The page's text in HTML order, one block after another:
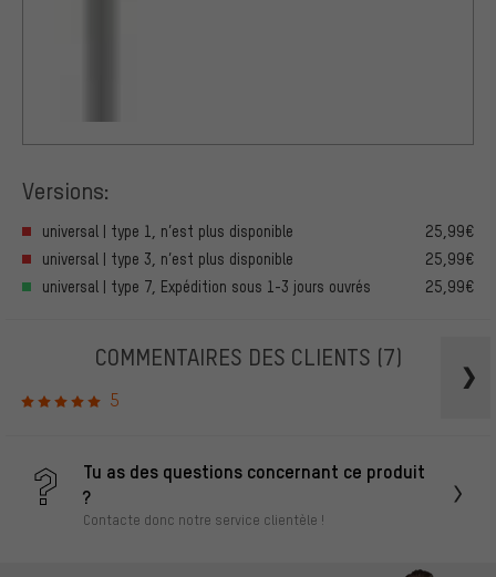
Versions:
universal | type 1, n’est plus disponible
25,99€
universal | type 3, n’est plus disponible
25,99€
universal | type 7, Expédition sous 1-3 jours ouvrés
25,99€
COMMENTAIRES DES CLIENTS (7)
5
Tu as des questions concernant ce produit
?
Contacte donc notre service clientèle !